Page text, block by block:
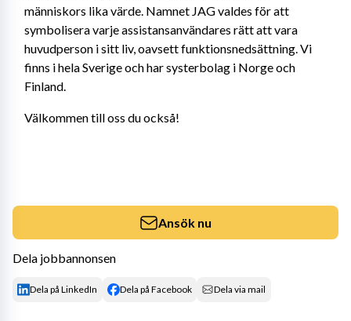
människors lika värde. Namnet JAG valdes för att
symbolisera varje assistansanvändares rätt att vara
huvudperson i sitt liv, oavsett funktionsnedsättning. Vi
finns i hela Sverige och har systerbolag i Norge och
Finland.
Välkommen till oss du också!
Ansök nu
Dela jobbannonsen
Dela på LinkedIn Dela på Facebook Dela via mail